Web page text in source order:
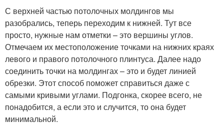
С верхней частью потолочных молдингов мы
разобрались, теперь переходим к нижней. Тут все
просто, нужные нам отметки – это вершины углов.
Отмечаем их местоположение точками на нижних краях
левого и правого потолочного плинтуса. Далее надо
соединить точки на молдингах – это и будет линией
обрезки. Этот способ поможет справиться даже с
самыми кривыми углами. Подгонка, скорее всего, не
понадобится, а если это и случится, то она будет
минимальной.